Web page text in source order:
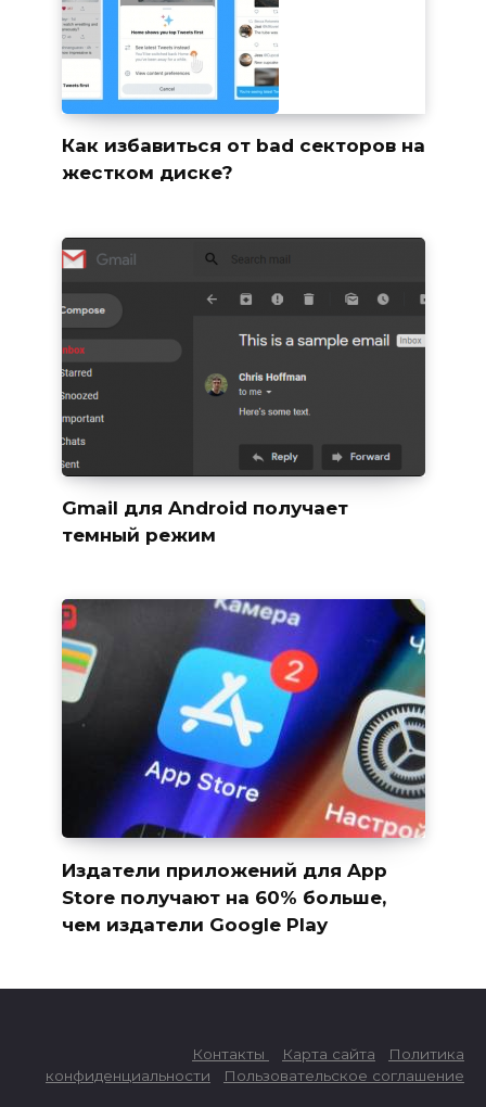
Как избавиться от bad секторов на
жестком диске?
Gmail для Android получает
темный режим
Издатели приложений для App
Store получают на 60% больше,
чем издатели Google Play
Контакты Карта сайта
Политика
конфиденциальности
Пользовательское соглашение